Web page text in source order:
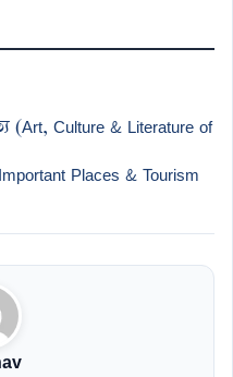
Culture & Literature of
Places & Tourism